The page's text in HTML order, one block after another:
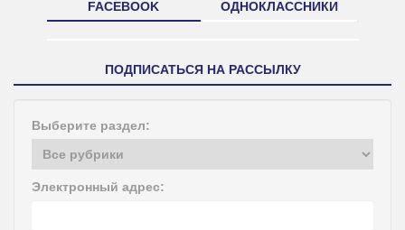
FACEBOOK ОДНОКЛАССНИКИ
ПОДПИСАТЬСЯ НА РАССЫЛКУ
Выберите раздел:
Электронный адрес: